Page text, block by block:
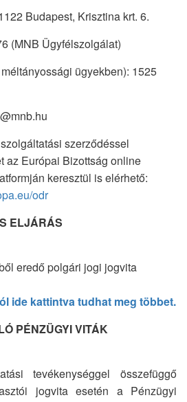
Budapest, Krisztina krt. 6.
(MNB Ügyfélszolgálat)
ügyekben): 1525
szerződéssel
az Európai Bizottság online
keresztül is elérhető:
odr
ELJÁRÁS
eredő polgári jogi jogvita
ide kattintva tudhat meg többet.
PÉNZÜGYI VITÁK
tevékenységgel összefüggő
jogvita esetén a Pénzügyi